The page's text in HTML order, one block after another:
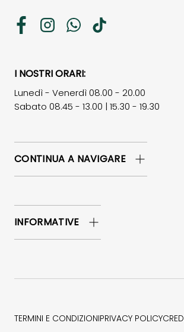
FacebookInstagramWhatsApp
TikTok
I NOSTRI ORARI:
Lunedì - Venerdì 08.00 - 20.00
Sabato 08.45 - 13.00 | 15.30 - 19.30
CONTINUA A NAVIGARE
INFORMATIVE
TERMINI E CONDIZIONIPRIVACY POLICY